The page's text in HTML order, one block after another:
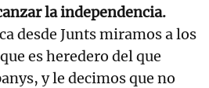
la independencia.
desde Junts miramos a los
es heredero del que
y le decimos que no